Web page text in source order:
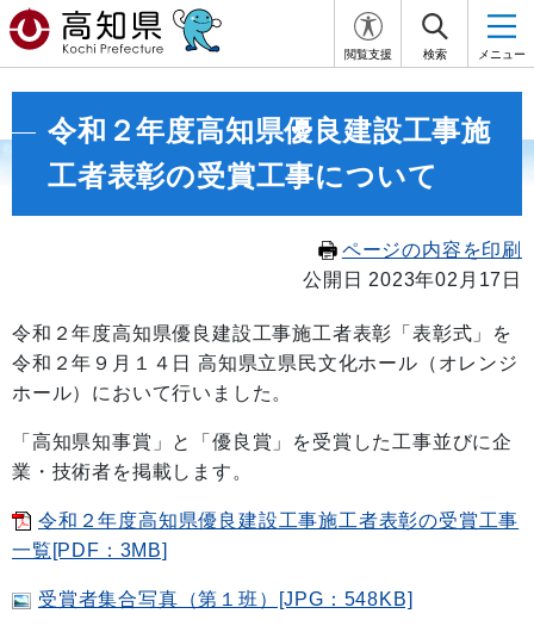
閲覧支援 検索 メニュー
令和２年度高知県優良建設工事施
工者表彰の受賞工事について
ページの内容を印刷
公開日 2023年02月17日
令和２年度高知県優良建設工事施工者表彰「表彰式」を
令和２年９月１４日 高知県立県民文化ホール（オレンジ
ホール）において行いました。
「高知県知事賞」と「優良賞」を受賞した工事並びに企
業・技術者を掲載します。
令和２年度高知県優良建設工事施工者表彰の受賞工事
一覧[PDF：3MB]
受賞者集合写真（第１班）[JPG：548KB]